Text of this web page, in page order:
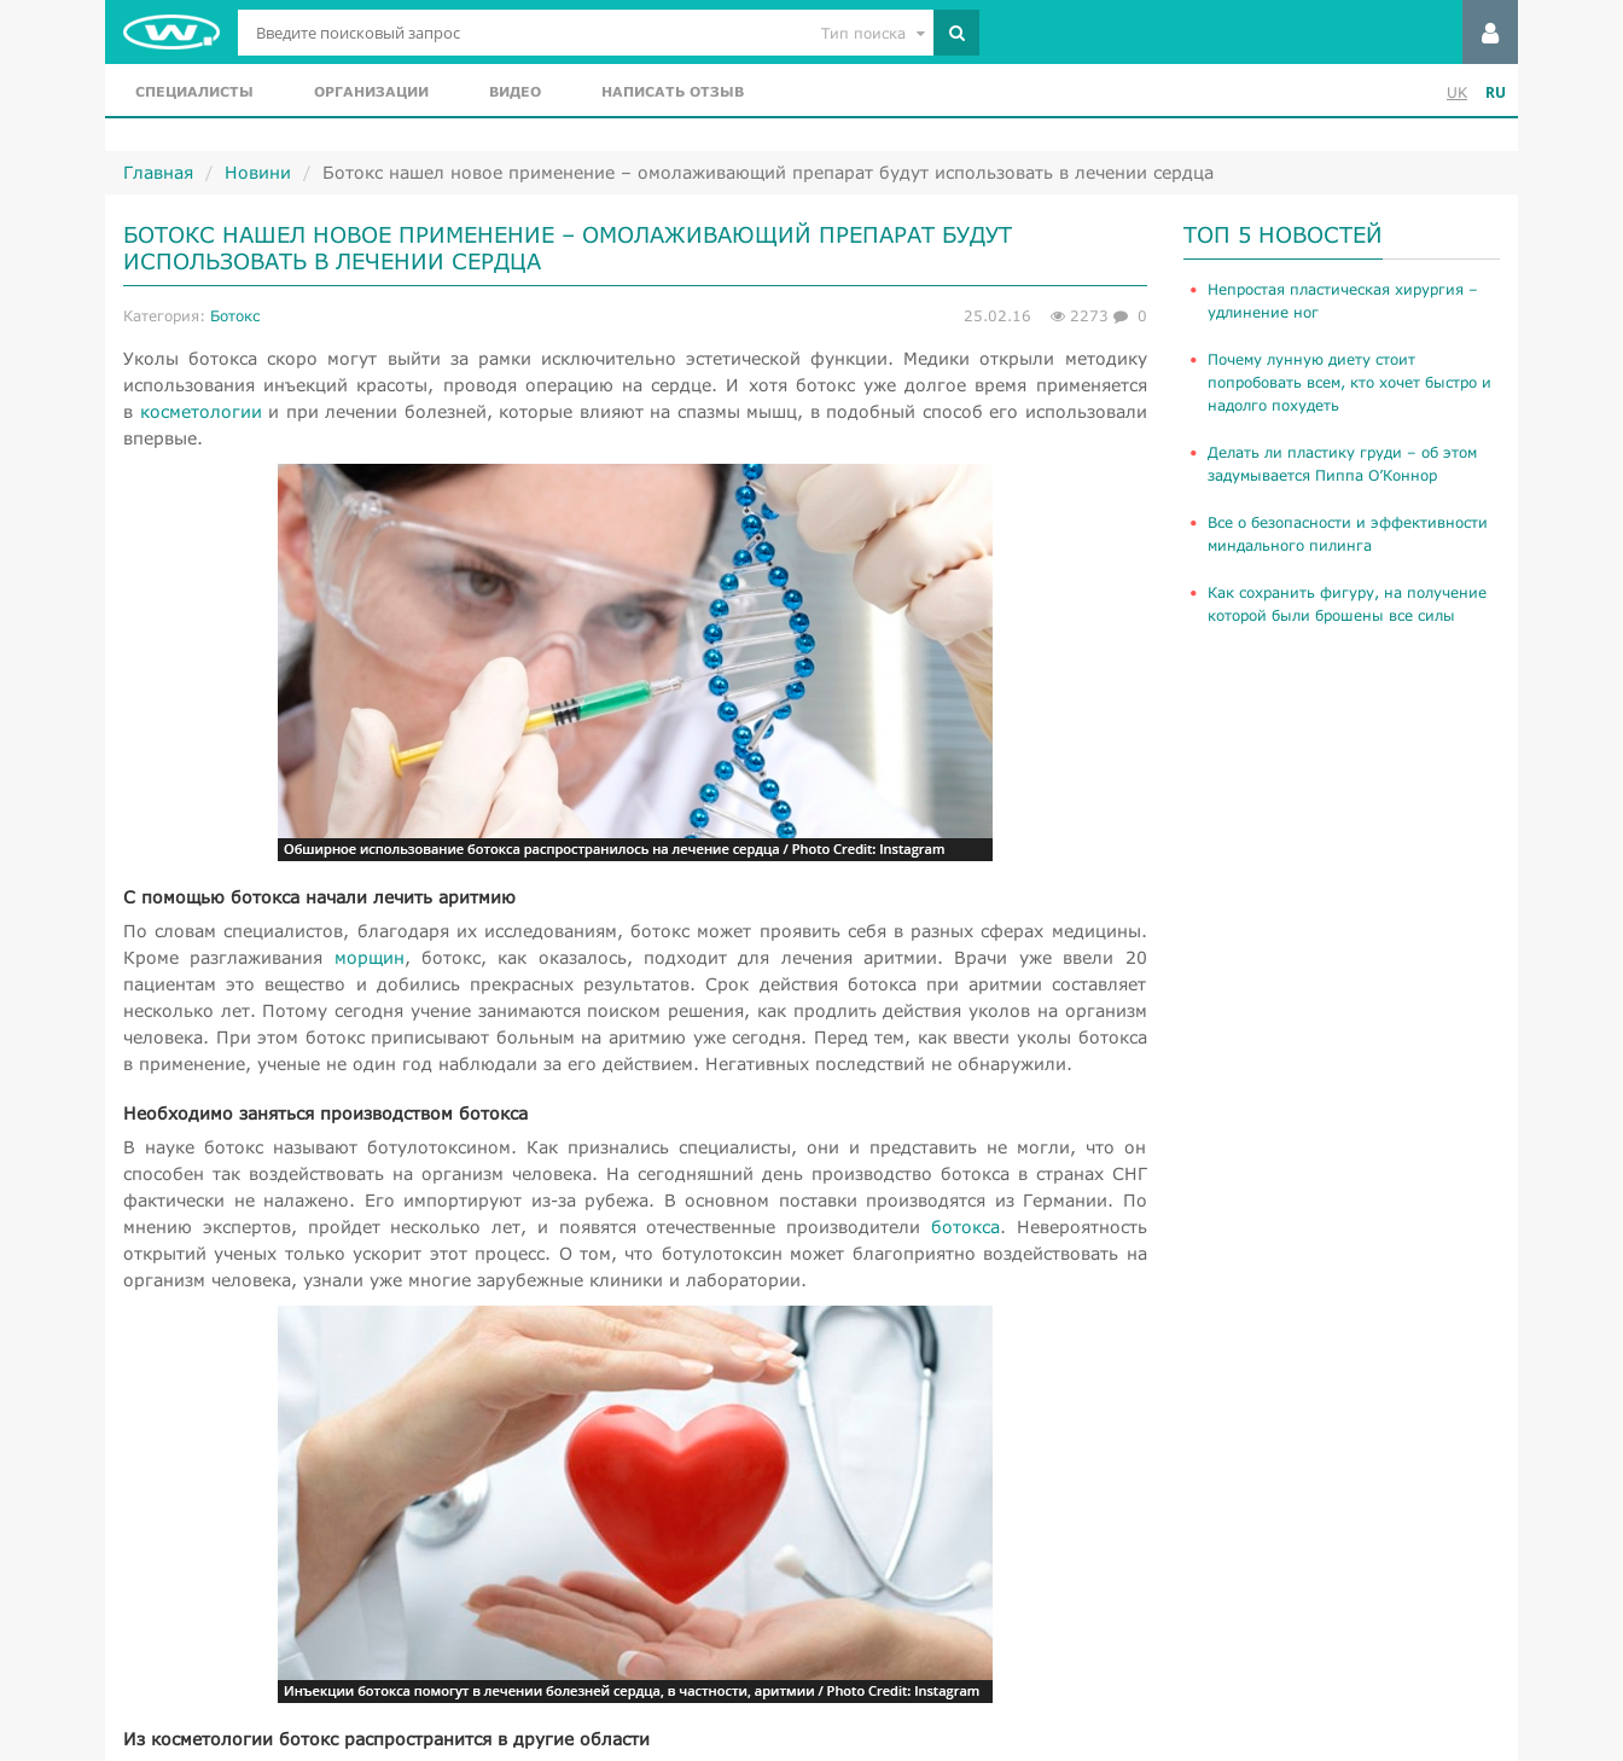
Тип поиска
СПЕЦИАЛИСТЫ ОРГАНИЗАЦИИ ВИДЕО НАПИСАТЬ ОТЗЫВ UK RU
Главная Новини Ботокс нашел новое применение – омолаживающий препарат будут использовать в лечении сердца
БОТОКС НАШЕЛ НОВОЕ ПРИМЕНЕНИЕ – ОМОЛАЖИВАЮЩИЙ ПРЕПАРАТ БУДУТ
ИСПОЛЬЗОВАТЬ В ЛЕЧЕНИИ СЕРДЦА
Категория: Ботокс 25.02.16 2273 0
Уколы ботокса скоро могут выйти за рамки исключительно эстетической функции. Медики открыли методику
использования инъекций красоты, проводя операцию на сердце. И хотя ботокс уже долгое время применяется
в косметологии и при лечении болезней, которые влияют на спазмы мышц, в подобный способ его использовали
впервые.
С помощью ботокса начали лечить аритмию
По словам специалистов, благодаря их исследованиям, ботокс может проявить себя в разных сферах медицины.
Кроме разглаживания морщин, ботокс, как оказалось, подходит для лечения аритмии. Врачи уже ввели 20
пациентам это вещество и добились прекрасных результатов. Срок действия ботокса при аритмии составляет
несколько лет. Потому сегодня учение занимаются поиском решения, как продлить действия уколов на организм
человека. При этом ботокс приписывают больным на аритмию уже сегодня. Перед тем, как ввести уколы ботокса
в применение, ученые не один год наблюдали за его действием. Негативных последствий не обнаружили.
Необходимо заняться производством ботокса
В науке ботокс называют ботулотоксином. Как признались специалисты, они и представить не могли, что он
способен так воздействовать на организм человека. На сегодняшний день производство ботокса в странах СНГ
фактически не налажено. Его импортируют из-за рубежа. В основном поставки производятся из Германии. По
мнению экспертов, пройдет несколько лет, и появятся отечественные производители ботокса. Невероятность
открытий ученых только ускорит этот процесс. О том, что ботулотоксин может благоприятно воздействовать на
организм человека, узнали уже многие зарубежные клиники и лаборатории.
Из косметологии ботокс распространится в другие области
ТОП 5 НОВОСТЕЙ
​Непростая пластическая хирургия –
удлинение ног
Почему лунную диету стоит
попробовать всем, кто хочет быстро и
надолго похудеть
Делать ли пластику груди – об этом
задумывается Пиппа О’Коннор
Все о безопасности и эффективности
миндального пилинга
Как сохранить фигуру, на получение
которой были брошены все силы